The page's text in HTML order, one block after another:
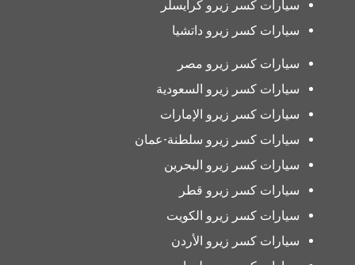
سيارات كسر زيرو كرايسلر
سيارات كسر زيرو داتشيا
سيارات كسر زيرو مصر
سيارات كسر زيرو السعودية
سيارات كسر زيرو الإمارات
سيارات كسر زيرو سلطنة-عمان
سيارات كسر زيرو البحرين
سيارات كسر زيرو قطر
سيارات كسر زيرو الكويت
سيارات كسر زيرو الأردن